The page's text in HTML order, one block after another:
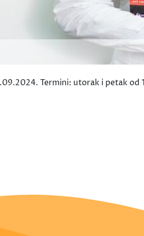
Termini: utorak i petak